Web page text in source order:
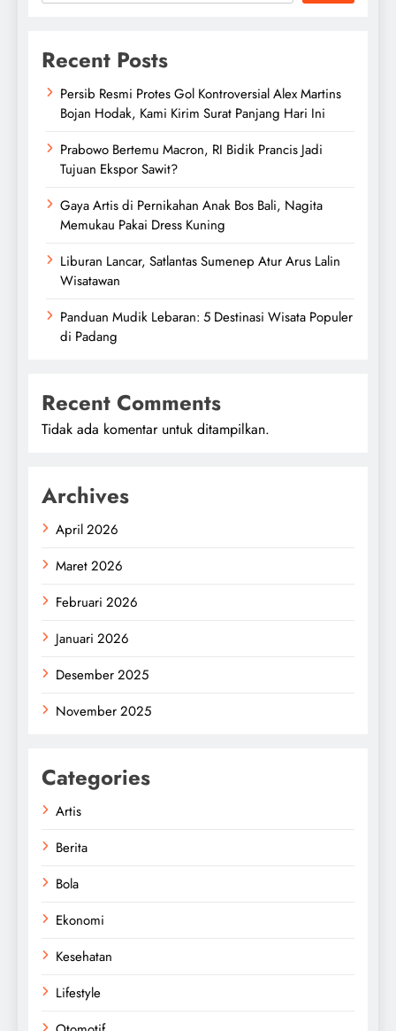
Recent Posts
Persib Resmi Protes Gol Kontroversial Alex Martins
Bojan Hodak, Kami Kirim Surat Panjang Hari Ini
Prabowo Bertemu Macron, RI Bidik Prancis Jadi
Tujuan Ekspor Sawit?
Gaya Artis di Pernikahan Anak Bos Bali, Nagita
Memukau Pakai Dress Kuning
Liburan Lancar, Satlantas Sumenep Atur Arus Lalin
Wisatawan
Panduan Mudik Lebaran: 5 Destinasi Wisata Populer
di Padang
Recent Comments
Tidak ada komentar untuk ditampilkan.
Archives
April 2026
Maret 2026
Februari 2026
Januari 2026
Desember 2025
November 2025
Categories
Artis
Berita
Bola
Ekonomi
Kesehatan
Lifestyle